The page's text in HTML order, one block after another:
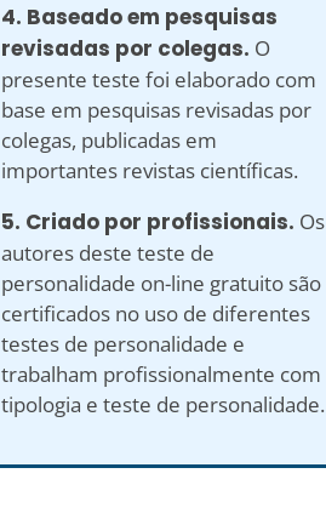
4. Baseado em pesquisas
revisadas por colegas. O
presente teste foi elaborado com
base em pesquisas revisadas por
colegas, publicadas em
importantes revistas científicas.
5. Criado por profissionais. Os
autores deste teste de
personalidade on-line gratuito são
certificados no uso de diferentes
testes de personalidade e
trabalham profissionalmente com
tipologia e teste de personalidade.